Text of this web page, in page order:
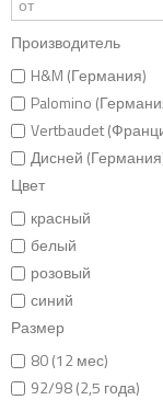
Производитель
H&M (Германия)
Palomino
Vertbaudet
Дисней
Цвет
красный
белый
розовый
синий
Размер
80 (12 мес)
92/98 (2,5 года)